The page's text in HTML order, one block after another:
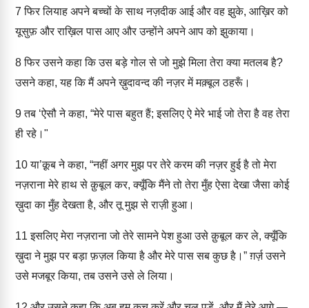
7 फिर लियाह अपने बच्चों के साथ नज़दीक आई और वह झुके, आख़िर को
यूसुफ़ और राख़िल पास आए और उन्होंने अपने आप को झुकाया।
8फिर उसने कहा कि उस बड़े गोल से जो मुझे मिला तेरा क्या मतलब है?
उसने कहा, यह कि मैं अपने ख़ुदावन्द की नज़र में मक़्बूल ठहरूँ।
9तब ‘ऐसौ ने कहा, “मेरे पास बहुत हैं; इसलिए ऐ मेरे भाई जो तेरा है वह तेरा
ही रहे।"
10या’क़ूब ने कहा, “नहीं अगर मुझ पर तेरे करम की नज़र हुई है तो मेरा
नज़राना मेरे हाथ से क़ुबूल कर, क्यूँकि मैंने तो तेरा मुँह ऐसा देखा जैसा कोई
ख़ुदा का मुँह देखता है, और तू मुझ से राज़ी हुआ।
11 इसलिए मेरा नज़राना जो तेरे सामने पेश हुआ उसे क़ुबूल कर ले, क्यूँकि
ख़ुदा ने मुझ पर बड़ा फ़ज़ल किया है और मेरे पास सब कुछ है।” ग़र्ज़ उसने
उसे मजबूर किया, तब उसने उसे ले लिया।